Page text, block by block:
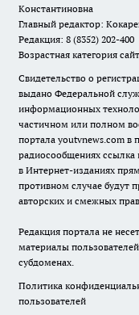
Константиновна
Главный редактор:
Редакция: 8 (8352) 202-400
Возрастная категория
Свидетельство о
выдано Федеральной
информационных
частичном или полном
портала youtvnews.com в
радиосообщениях ссылка
в Интернет-изданиях
противном случае будут
авторских и смежных
Редакция портала не
материалы
субдоменах.
Политика
пользователей